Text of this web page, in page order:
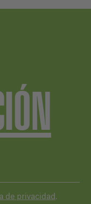
de privacidad .